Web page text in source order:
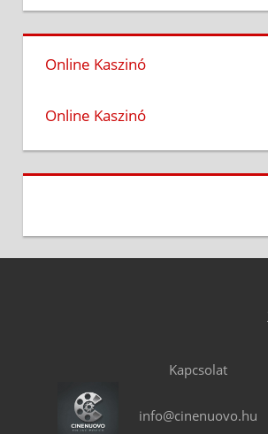
Online Kaszinó
Online Kaszinó
Kapcsolat
info@cinenuovo.hu